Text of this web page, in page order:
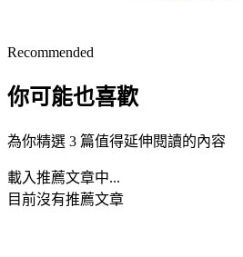
Recommended
你可能也喜歡
為你精選 3 篇值得延伸閱讀的內容
載入推薦文章中...
目前沒有推薦文章